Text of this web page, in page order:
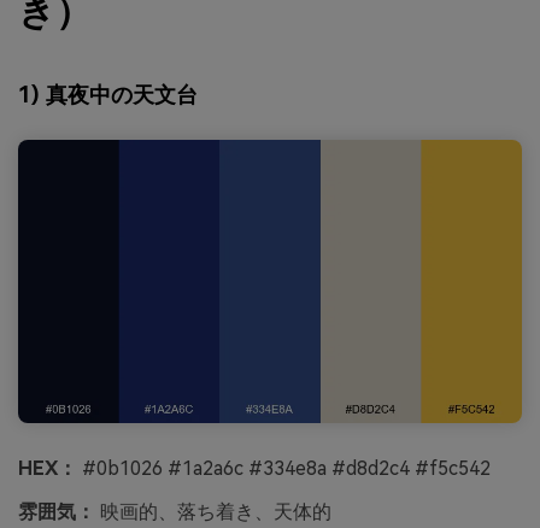
き）
1) 真夜中の天文台
HEX： #0b1026 #1a2a6c #334e8a #d8d2c4 #f5c542
雰囲気： 映画的、落ち着き、天体的